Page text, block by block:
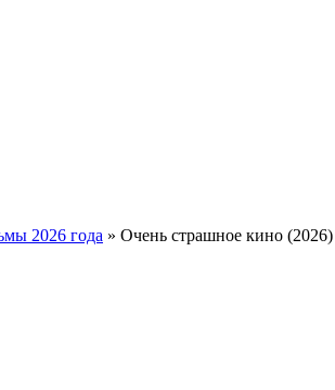
2026 года » Очень страшное кино (2026)